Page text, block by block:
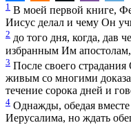
1 В моей первой книге,
Иисус делал и чему Он
2 до того дня, когда, дав
избранным Им
3 После своего
живым со многими
течение сорока дней и
4 Однажды, обедая
Иерусалима, но ждать